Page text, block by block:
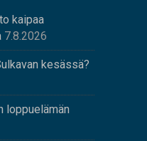
kaipaa
7.8.2026
kesässä?
loppuelämän